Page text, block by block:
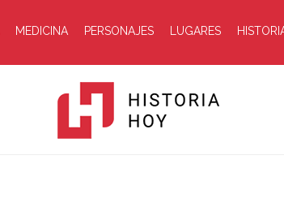
MEDICINA PERSONAJES LUGARES